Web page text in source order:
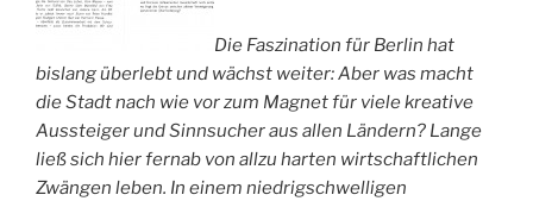
Die Faszination für Berlin hat
bislang überlebt und wächst weiter: Aber was macht
die Stadt nach wie vor zum Magnet für viele kreative
Aussteiger und Sinnsucher aus allen Ländern? Lange
ließ sich hier fernab von allzu harten wirtschaftlichen
Zwängen leben. In einem niedrigschwelligen